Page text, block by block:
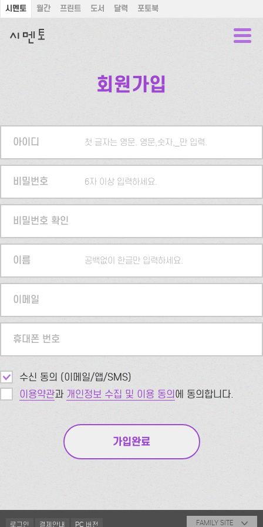
시멘토 월간 프린트 도서 달력 포토북
회원가입
아이디 첫 글자는 영문. 영문,숫자,_만 입력.
비밀번호 6자 이상 입력하세요.
비밀번호 확인
이름 공백없이 한글만 입력하세요.
이메일
휴대폰 번호
수신 동의 (이메일/앱/SMS)
이용약관과 개인정보 수집 및 이용 동의에 동의합니다.
로그인 결제안내 PC 버전 FAMILY SITE